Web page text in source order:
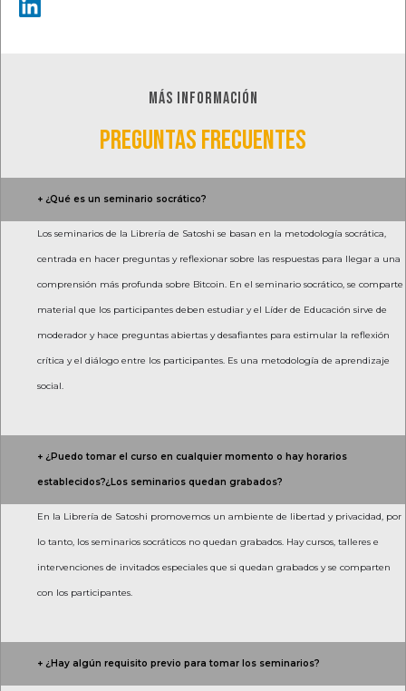
MÁS INFORMACIÓN
PREGUNTAS FRECUENTES
+ ¿Qué es un seminario socrático?
Los seminarios de la Librería de Satoshi se basan en la metodología socrática,
centrada en hacer preguntas y reflexionar sobre las respuestas para llegar a una
comprensión más profunda sobre Bitcoin. En el seminario socrático, se comparte
material que los participantes deben estudiar y el Líder de Educación sirve de
moderador y hace preguntas abiertas y desafiantes para estimular la reflexión
crítica y el diálogo entre los participantes. Es una metodología de aprendizaje
social.
+ ¿Puedo tomar el curso en cualquier momento o hay horarios
establecidos?¿Los seminarios quedan grabados?
En la Librería de Satoshi promovemos un ambiente de libertad y privacidad, por
lo tanto, los seminarios socráticos no quedan grabados. Hay cursos, talleres e
intervenciones de invitados especiales que si quedan grabados y se comparten
con los participantes.
+ ¿Hay algún requisito previo para tomar los seminarios?